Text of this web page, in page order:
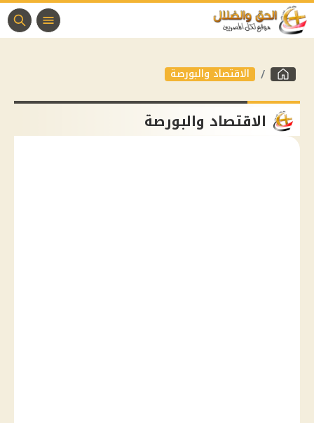
الاقتصاد والبورصة
الاقتصاد والبورصة